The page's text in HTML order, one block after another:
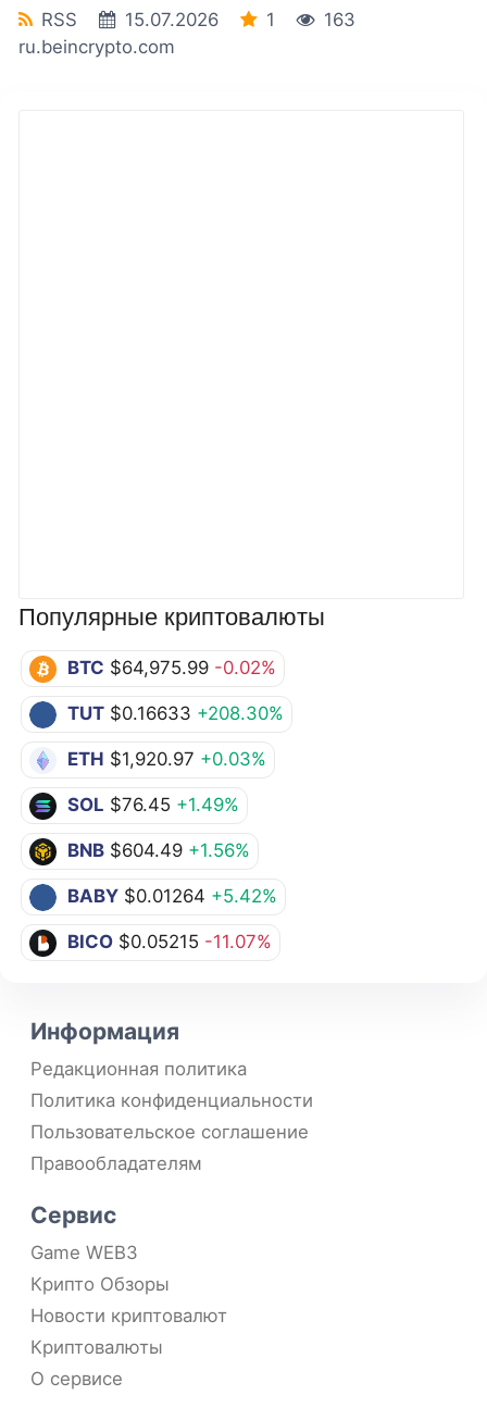
Популярные криптовалюты
BTC $64,975.99 -0.02%
TUT $0.16633 +208.30%
ETH $1,920.97 +0.03%
SOL $76.45 +1.49%
BNB $604.49 +1.56%
BABY $0.01264 +5.42%
BICO $0.05215 -11.07%
RSS 15.07.2026 1
163
ru.beincrypto.com
Информация
Редакционная политика
Политика конфиденциальности
Пользовательское соглашение
Правообладателям
Сервис
Game WEB3
Крипто Обзоры
Новости криптовалют
Криптовалюты
О сервисе